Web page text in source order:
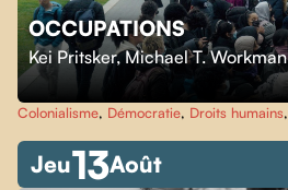
OCCUPATIONS
Kei Pritsker,Michael T. Workman
Colonialisme, Démocratie, Droits humains,
Jeu13Août